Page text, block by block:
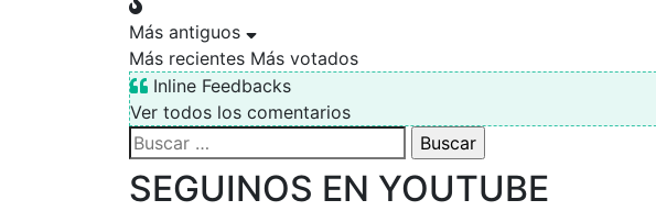
Más antiguos
Más recientes Más votados
Inline Feedbacks
Ver todos los comentarios
Buscar:
SEGUINOS EN YOUTUBE